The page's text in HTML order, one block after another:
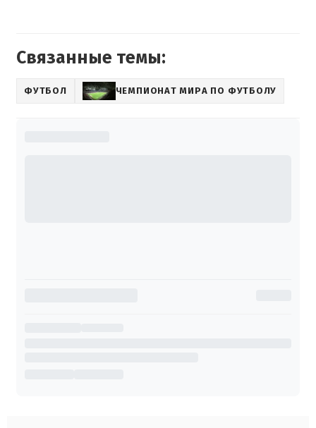
Связанные темы:
ФУТБОЛ ЧЕМПИОНАТ МИРА ПО ФУТБОЛУ